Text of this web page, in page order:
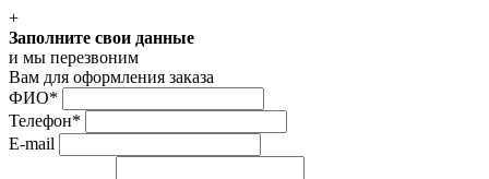
+
Заполните свои данные
и мы перезвоним
Вам для оформления заказа
ФИО*
Телефон*
E-mail